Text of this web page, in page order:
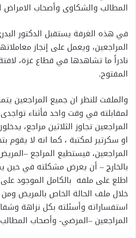
المطالب والشكاوى وأصحاب
في هذه الغرفة يستقبل الدكتور
المراجعين، ويعمل على إنجاز
نادراً ما تشاهدها في قطاع غزة،
المفتوح.
والملفت للنظر ان جميع المراجعين
لمقابلته في وقت واحد فأثناء
المراجعين تجاوز الثلاثين مراجع،
او سكرتير لمكتبة ، كما انه لا يقوم
المراجعين، فيستطيع المراجع
بالخارج – أن يعرض مشكلته في حين
اطلع على ملفه بالكامل الموجود على
خلال ملف الحالة الخاص بالمريض
استفساراته وأسئلته بكل نزاهة
المراجعين –المرضي- وأصحاب